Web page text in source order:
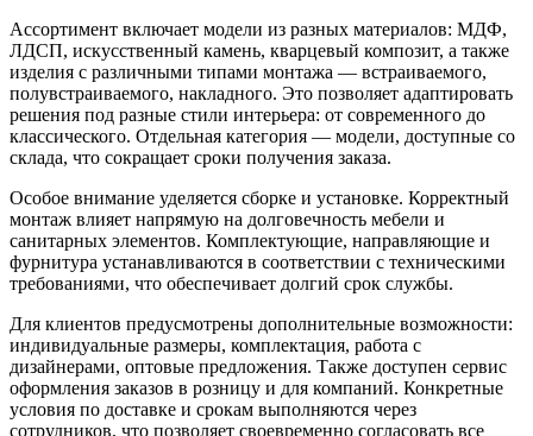
Ассортимент включает модели из разных материалов: МДФ,
ЛДСП, искусственный камень, кварцевый композит, а также
изделия с различными типами монтажа — встраиваемого,
полувстраиваемого, накладного. Это позволяет адаптировать
решения под разные стили интерьера: от современного до
классического. Отдельная категория — модели, доступные со
склада, что сокращает сроки получения заказа.
Особое внимание уделяется сборке и установке. Корректный
монтаж влияет напрямую на долговечность мебели и
санитарных элементов. Комплектующие, направляющие и
фурнитура устанавливаются в соответствии с техническими
требованиями, что обеспечивает долгий срок службы.
Для клиентов предусмотрены дополнительные возможности:
индивидуальные размеры, комплектация, работа с
дизайнерами, оптовые предложения. Также доступен сервис
оформления заказов в розницу и для компаний. Конкретные
условия по доставке и срокам выполняются через
сотрудников, что позволяет своевременно согласовать все